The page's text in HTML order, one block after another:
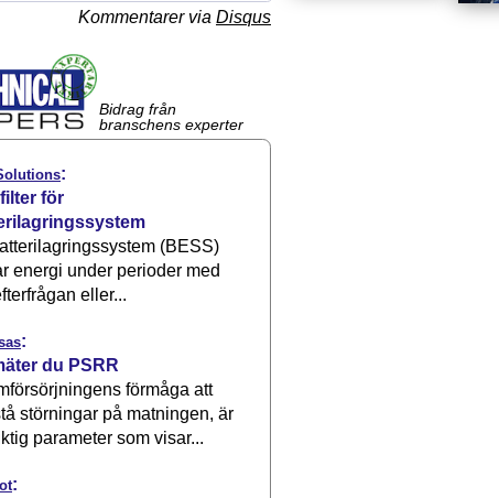
Kommentarer via Disqus
Bidrag från
branschens experter
:
filter för
(BESS)
energi under perioder med
eller...
:
du PSRR
förmåga att
störningar på matningen, är
parameter som visar...
: